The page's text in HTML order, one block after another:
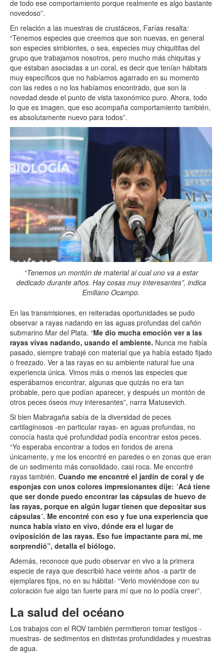
de todo ese comportamiento porque realmente es algo bastante
novedoso”.
En relación a las muestras de crustáceos, Farías resalta:
“Tenemos especies que creemos que son nuevas, en general
son especies simbiontes, o sea, especies muy chiquititas del
grupo que trabajamos nosotros, pero mucho más chiquitas y
que estaban asociadas a un coral, es decir que tenían hábitats
muy específicos que no habíamos agarrado en su momento
con las redes o no los habíamos encontrado, que son la
novedad desde el punto de vista taxonómico puro. Ahora, todo
lo que es imagen, que eso acompaña comportamiento también,
es absolutamente nuevo para todos”.
“Tenemos un montón de material al cual uno va a estar
dedicado durante años. Hay cosas muy interesantes”, indica
Emiliano Ocampo.
En las transmisiones, en reiteradas oportunidades se pudo
observar a rayas nadando en las aguas profundas del cañón
submarino Mar del Plata. “Me dio mucha emoción ver a las
rayas vivas nadando, usando el ambiente. Nunca me había
pasado, siempre trabajé con material que ya había estado fijado
o freezado. Ver a las rayas en su ambiente natural fue una
experiencia única. Vimos más o menos las especies que
esperábamos encontrar, algunas que quizás no era tan
probable, pero que podían aparecer, y después un montón de
otros peces óseos muy interesantes”, narra Matusevich.
Si bien Mabragaña sabía de la diversidad de peces
cartilaginosos -en particular rayas- en aguas profundas, no
conocía hasta qué profundidad podía encontrar estos peces.
“Yo esperaba encontrar a todos en fondos de arena
únicamente, y me los encontré en paredes o en zonas que eran
de un sedimento más consolidado, casi roca. Me encontré
rayas también. Cuando me encontré el jardín de coral y de
esponjas con unos colores impresionantes dije: ´Acá tiene
que ser donde puedo encontrar las cápsulas de huevo de
las rayas, porque en algún lugar tienen que depositar sus
cápsulas´. Me encontré con eso y fue una experiencia que
nunca había visto en vivo, dónde era el lugar de
oviposición de las rayas. Eso fue impactante para mí, me
sorprendió”, detalla el biólogo.
Además, reconoce que pudo observar en vivo a la primera
especie de raya que describió hace veinte años -a partir de
ejemplares fijos, no en su hábitat- “Verlo moviéndose con su
coloración fue algo tan fuerte para mí que no lo podía creer”.
La salud del océano
Los trabajos con el ROV también permitieron tomar testigos -
muestras- de sedimentos en distintas profundidades y muestras
de agua.